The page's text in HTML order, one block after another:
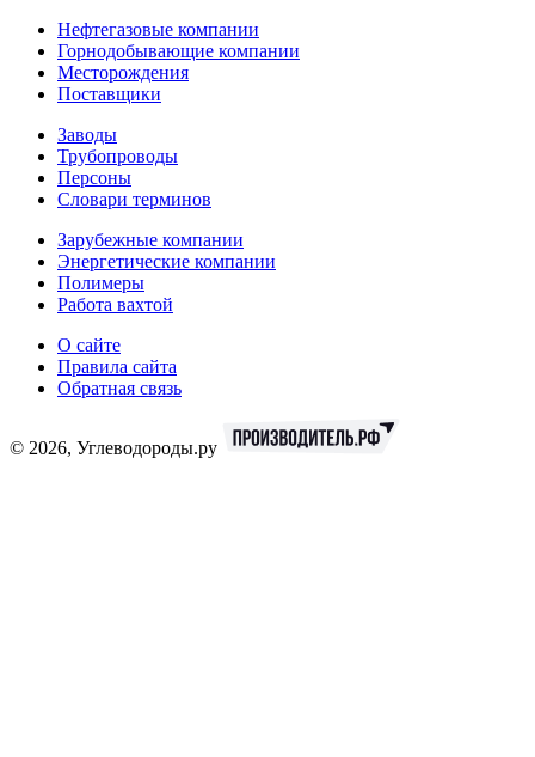
Нефтегазовые компании
Горнодобывающие компании
Месторождения
Поставщики
Заводы
Трубопроводы
Персоны
Словари терминов
Зарубежные компании
Энергетические компании
Полимеры
Работа вахтой
О сайте
Правила сайта
Обратная связь
© 2026, Углеводороды.ру